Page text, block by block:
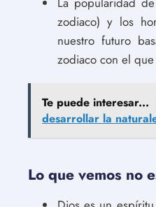
zodiaco) y los
nuestro futuro
zodiaco con el
Te puede interesar...
desarrollar la
Lo que vemos no